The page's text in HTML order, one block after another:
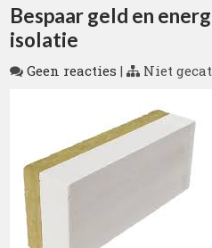
Bespaar geld en
isolatie
Geen reacties | Niet